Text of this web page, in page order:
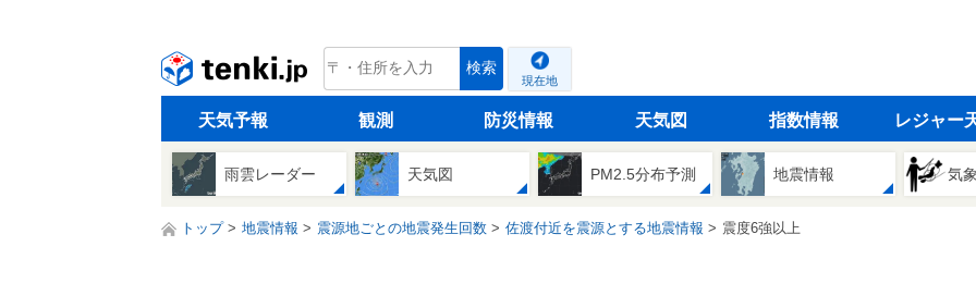
tenki.jp 検索
現在地
天気予報 観測 防災情報 天気図 指数情報 レジャー
雨雲レーダー 天気図 PM2.5分布予測 地震情報 気
トップ 地震情報 震源地ごとの地震発生回数 佐渡付近を震源とする地震情報 震度6強以上